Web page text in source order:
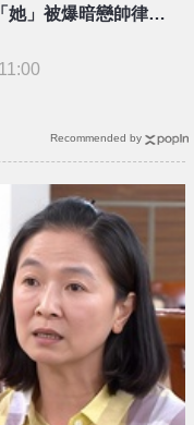
她」被爆暗戀帥律
Recommended by